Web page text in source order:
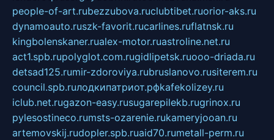
people-of-art.rubezzubova.ruclubtibet.ruorior-aks.ru
dynamoauto.ruszk-favorit.rucarlines.ruflatnsk.ru
kingbolenskaner.rualex-motor.ruastroline.net.ru
act1.spb.rupolyglot.com.rugidlipetsk.ruooo-driada.ru
detsad125.rumir-zdoroviya.rubruslanovo.rusiterem.ru
council.spb.ruлодкипатриот.рфkafekolizey.ru
iclub.net.rugazon-easy.rusugarepilekb.rugrinox.ru
pylesostineco.rumsts-ozarenie.rukameryjooan.ru
artemovskij.rudopler.spb.ruaid70.rumetall-perm.ru